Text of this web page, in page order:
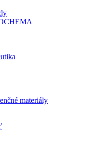
materiály